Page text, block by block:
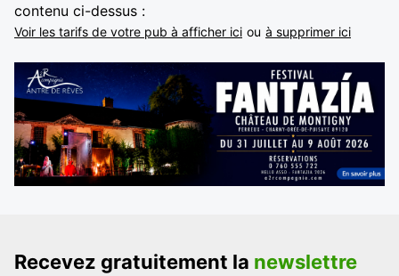
contenu ci-dessus :
Voir les tarifs de votre pub à afficher ici ou à supprimer ici
Recevez gratuitement la newslettre